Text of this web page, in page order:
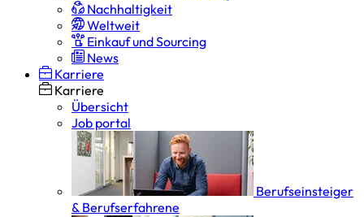
Nachhaltigkeit
Weltweit
Einkauf und Sourcing
News
Karriere
Karriere
Übersicht
Job portal
Berufseinsteiger
& Berufserfahrene